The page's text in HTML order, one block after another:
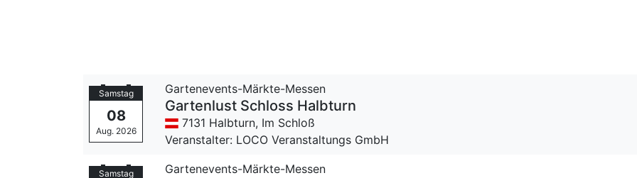
Samstag
08
Aug. 2026
Gartenevents-Märkte-Messen
Gartenlust Schloss Halbturn
7131 Halbturn, Im Schloß
Veranstalter: LOCO Veranstaltungs GmbH
Samstag Gartenevents-Märkte-Messen